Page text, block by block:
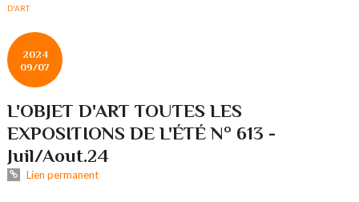
D'ART
2024
09/07
L'OBJET D'ART TOUTES LES
EXPOSITIONS DE L'ÉTÉ N° 613 -
Juil/Aout.24
Lien permanent